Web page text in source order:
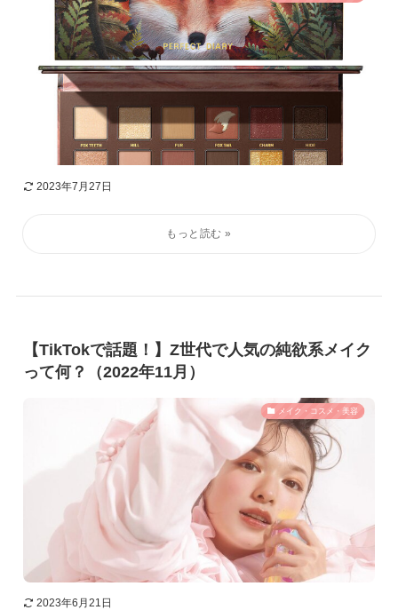
2023年7月27日
【TikTokで話題！】Z世代で人気の純欲系メイク
って何？（2022年11月）
メイク・コスメ・美容
2023年6月21日